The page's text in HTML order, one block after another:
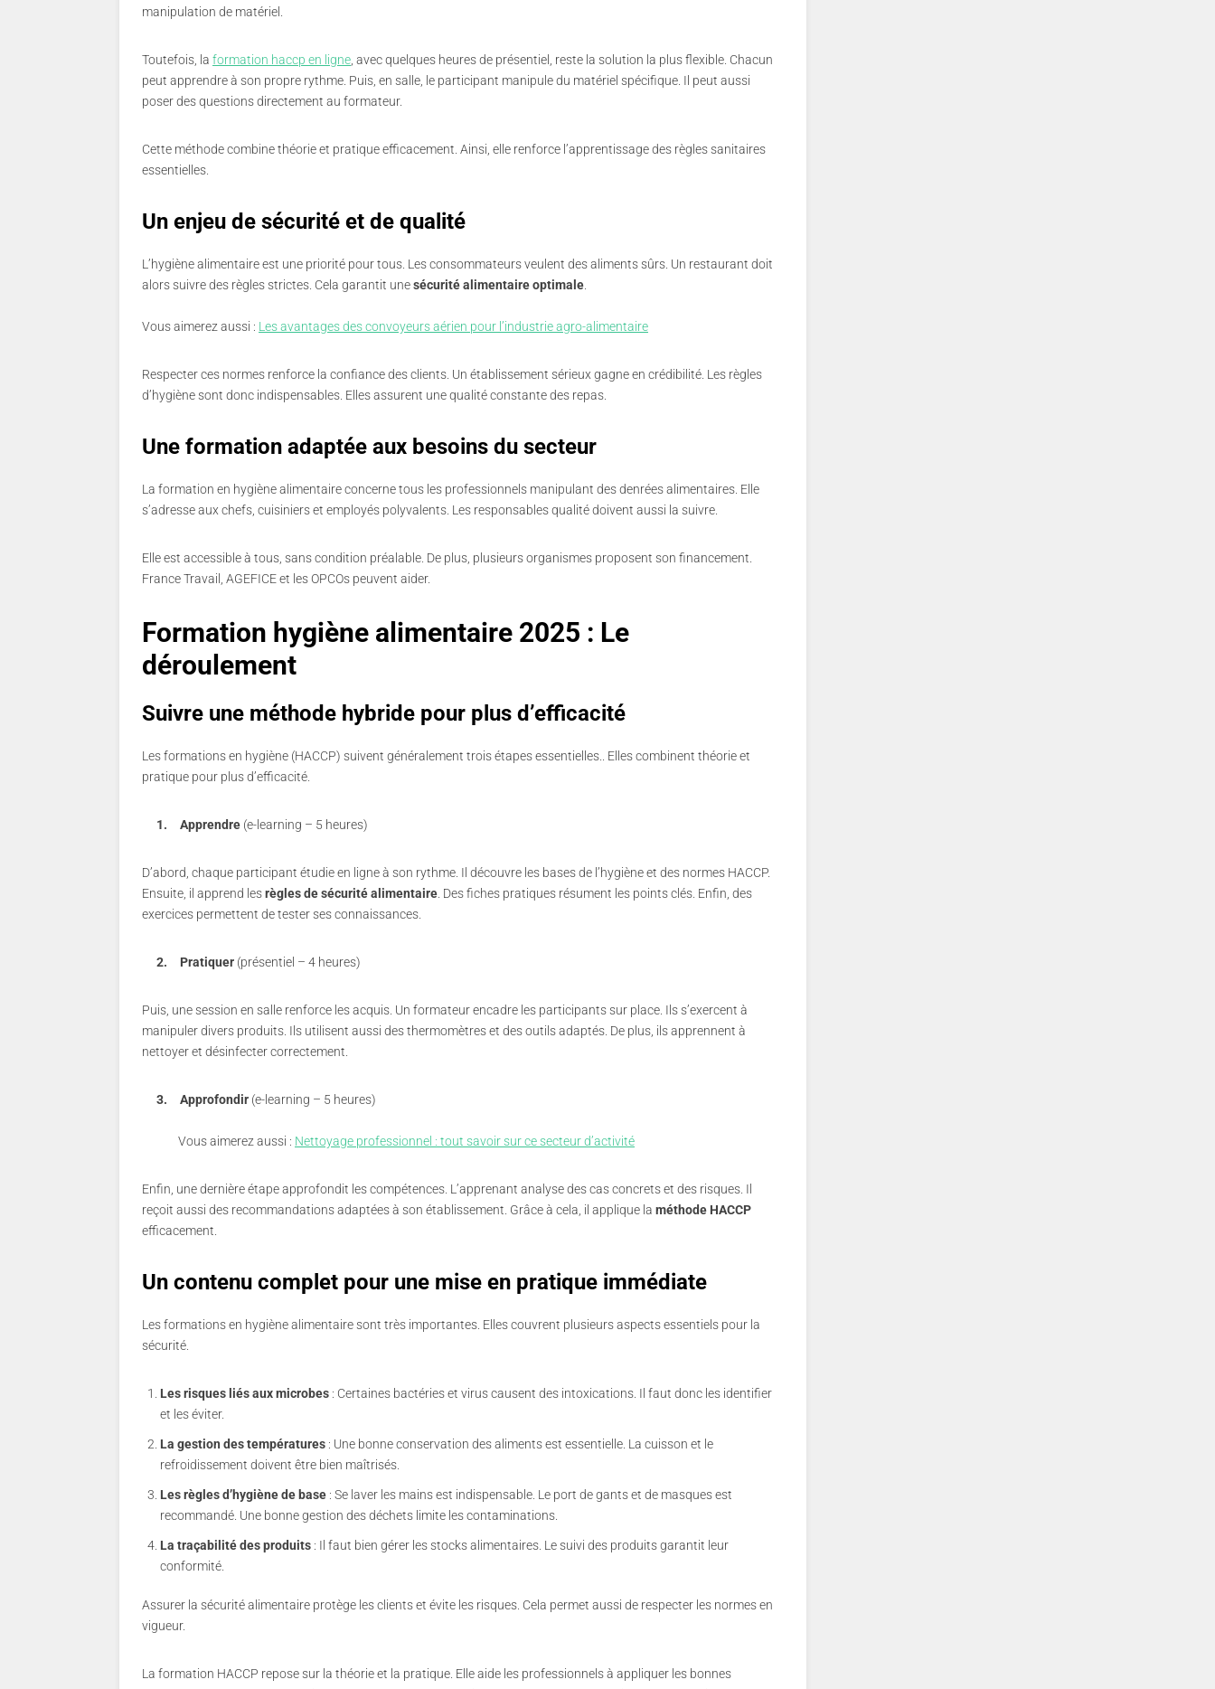
manipulation de matériel.
Toutefois, la formation haccp en ligne, avec quelques heures de présentiel, reste la solution la plus flexible. Chacun
peut apprendre à son propre rythme. Puis, en salle, le participant manipule du matériel spécifique. Il peut aussi
poser des questions directement au formateur.
Cette méthode combine théorie et pratique efficacement. Ainsi, elle renforce l’apprentissage des règles sanitaires
essentielles.
Un enjeu de sécurité et de qualité
L’hygiène alimentaire est une priorité pour tous. Les consommateurs veulent des aliments sûrs. Un restaurant doit
alors suivre des règles strictes. Cela garantit unesécurité alimentaire optimale.
Vous aimerez aussi : Les avantages des convoyeurs aérien pour l’industrie agro-alimentaire
Respecter ces normes renforce la confiance des clients. Un établissement sérieux gagne en crédibilité. Les règles
d’hygiène sont donc indispensables. Elles assurent une qualité constante des repas.
Une formation adaptée aux besoins du secteur
La formation en hygiène alimentaire concerne tous les professionnels manipulant des denrées alimentaires. Elle
s’adresse aux chefs, cuisiniers et employés polyvalents. Les responsables qualité doivent aussi la suivre.
Elle est accessible à tous, sans condition préalable. De plus, plusieurs organismes proposent son financement.
France Travail, AGEFICE et les OPCOs peuvent aider.
Formation hygiène alimentaire 2025 : Le
déroulement
Suivre une méthode hybride pour plus d’efficacité
Les formations en hygiène (HACCP) suivent généralement trois étapes essentielles.. Elles combinent théorie et
pratique pour plus d’efficacité.
1. Apprendre (e-learning – 5 heures)
D’abord, chaque participant étudie en ligne à son rythme. Il découvre les bases de l’hygiène et des normes HACCP.
Ensuite, il apprend lesrègles de sécurité alimentaire. Des fiches pratiques résument les points clés. Enfin, des
exercices permettent de tester ses connaissances.
2. Pratiquer (présentiel – 4 heures)
Puis, une session en salle renforce les acquis. Un formateur encadre les participants sur place. Ils s’exercent à
manipuler divers produits. Ils utilisent aussi des thermomètres et des outils adaptés. De plus, ils apprennent à
nettoyer et désinfecter correctement.
3. Approfondir (e-learning – 5 heures)
Vous aimerez aussi : Nettoyage professionnel : tout savoir sur ce secteur d’activité
Enfin, une dernière étape approfondit les compétences. L’apprenant analyse des cas concrets et des risques. Il
reçoit aussi des recommandations adaptées à son établissement. Grâce à cela, il applique la méthode HACCP
efficacement.
Un contenu complet pour une mise en pratique immédiate
Les formations en hygiène alimentaire sont très importantes. Elles couvrent plusieurs aspects essentiels pour la
sécurité.
Les risques liés aux microbes : Certaines bactéries et virus causent des intoxications. Il faut donc les identifier
et les éviter.
La gestion des températures : Une bonne conservation des aliments est essentielle. La cuisson et le
refroidissement doivent être bien maîtrisés.
Les règles d’hygiène de base : Se laver les mains est indispensable. Le port de gants et de masques est
recommandé. Une bonne gestion des déchets limite les contaminations.
La traçabilité des produits : Il faut bien gérer les stocks alimentaires. Le suivi des produits garantit leur
conformité.
Assurer la sécurité alimentaire protège les clients et évite les risques. Cela permet aussi de respecter les normes en
vigueur.
La formation HACCP repose sur la théorie et la pratique. Elle aide les professionnels à appliquer les bonnes